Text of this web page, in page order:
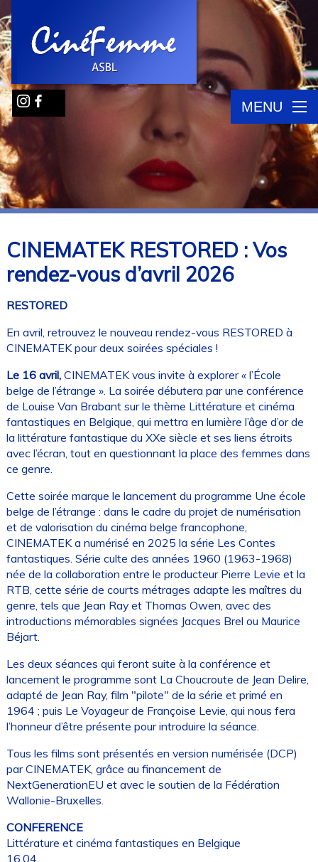
MENU
CINEMATEK RESTORED : Vos
rendez-vous d’avril 2026
RESTORED
En avril, retrouvez le nouveau rendez-vous RESTORED à
CINEMATEK pour deux soirées spéciales !
Le 16 avril, CINEMATEK vous invite à explorer « l’École
belge de l’étrange ». La soirée débutera par une conférence
de Louise Van Brabant sur le thème Littérature et cinéma
fantastiques en Belgique, qui mettra en lumière l’âge d’or de
la littérature fantastique du XXe siècle et ses liens étroits
avec l’écran, tout en questionnant la place des femmes dans
ce genre.
Cette soirée marque le lancement du programme Une école
belge de l’étrange : dans le cadre du projet de numérisation
et de valorisation du cinéma belge francophone,
CINEMATEK a numérisé en 2025 la série Les Contes
fantastiques. Série culte des années 1960 (1963-1968)
née de la collaboration entre le producteur Pierre Levie et la
RTB, cette série de courts métrages adapte les maîtres du
genre, tels que Jean Ray et Thomas Owen, avec des
introductions mémorables signées Jacques Brel ou Maurice
Béjart.
Les deux séances qui feront suite à la conférence et
lancement le programme sont La Choucroute de Jean Delire,
adapté de Jean Ray, film "pilote" de la série et primé en
1964 ; puis Le Voyageur de Françoise Levie, qui nous fera
l’honneur d’être présente pour introduire la séance.
Tous les films sont présentés en version numérisée (DCP)
par CINEMATEK, grâce au financement de
NextGenerationEU et avec le soutien de la Fédération
Wallonie-Bruxelles.
CONFERENCE
Littérature et cinéma fantastiques en Belgique
16.04